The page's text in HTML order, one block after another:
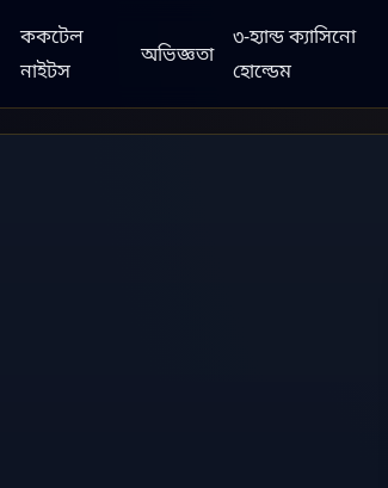
ককটেল
নাইটস
অভিজ্ঞতা
৩-হ্যান্ড ক্যাসিনো
হোল্ডেম